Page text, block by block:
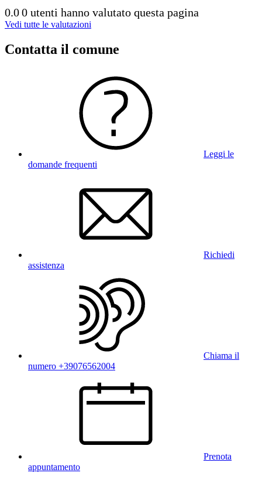
0.00 utenti hanno valutato questa pagina
Vedi tutte le valutazioni
Contatta il comune
Leggi le
domande frequenti
Richiedi
assistenza
Chiama il
numero +39076562004
Prenota
appuntamento